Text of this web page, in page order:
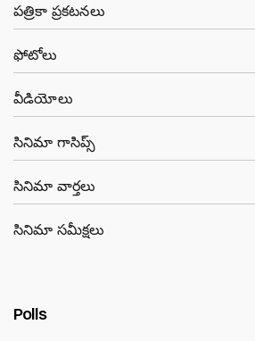
పత్రికా ప్రకటనలు
ఫోటోలు
వీడియోలు
సినిమా గాసిప్స్
సినిమా వార్తలు
సినిమా సమీక్షలు
Polls